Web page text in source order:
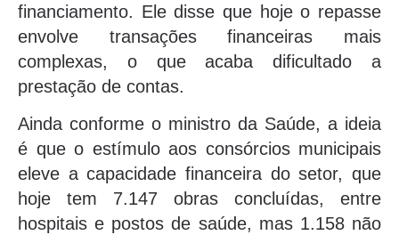
financiamento. Ele disse que hoje o repasse
envolve transações financeiras mais
complexas, o que acaba dificultado a
prestação de contas.
Ainda conforme o ministro da Saúde, a ideia
é que o estímulo aos consórcios municipais
eleve a capacidade financeira do setor, que
hoje tem 7.147 obras concluídas, entre
hospitais e postos de saúde, mas 1.158 não